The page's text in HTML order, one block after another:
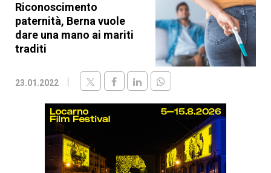
Riconoscimento
paternità, Berna vuole
dare una mano ai mariti
traditi
23.01.2022